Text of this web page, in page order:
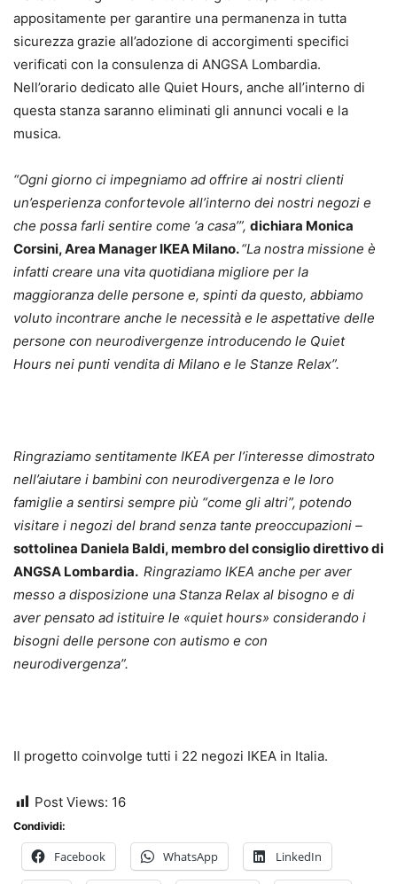
appositamente per garantire una permanenza in tutta
sicurezza grazie all’adozione di accorgimenti specifici
verificati con la consulenza di ANGSA Lombardia.
Nell’orario dedicato alle Quiet Hours, anche all’interno di
questa stanza saranno eliminati gli annunci vocali e la
musica.
“Ogni giorno ci impegniamo ad offrire ai nostri clienti
un’esperienza confortevole all’interno dei nostri negozi e
che possa farli sentire come ‘a casa’”, dichiara Monica
Corsini, Area Manager IKEA Milano.“La nostra missione è
infatti creare una vita quotidiana migliore per la
maggioranza delle persone e, spinti da questo, abbiamo
voluto incontrare anche le necessità e le aspettative delle
persone con neurodivergenze introducendo le Quiet
Hours nei punti vendita di Milano e le Stanze Relax”.
Ringraziamo sentitamente IKEA per l’interesse dimostrato
nell’aiutare i bambini con neurodivergenza e le loro
famiglie a sentirsi sempre più “come gli altri”, potendo
visitare i negozi del brand senza tante preoccupazioni –
sottolinea Daniela Baldi,membro del consiglio direttivo di
ANGSA Lombardia. Ringraziamo IKEA anche per aver
messo a disposizione una Stanza Relax al bisogno e di
aver pensato ad istituire le «quiet hours» considerando i
bisogni delle persone con autismo e con
neurodivergenza”.
Il progetto coinvolge tutti i 22 negozi IKEA in Italia.
Post Views: 16
Condividi:
Facebook WhatsApp LinkedIn